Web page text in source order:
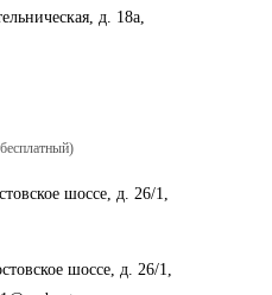
д. 18а,
шоссе, д. 26/1,
шоссе, д. 26/1,